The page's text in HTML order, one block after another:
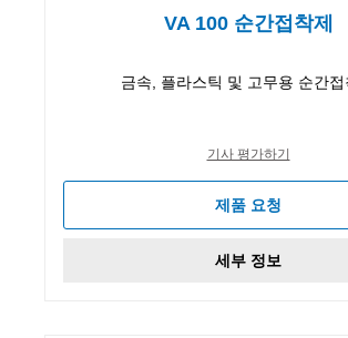
VA 100 순간접착제
금속, 플라스틱 및 고무용 순간접
기사 평가하기
제품 요청
세부 정보